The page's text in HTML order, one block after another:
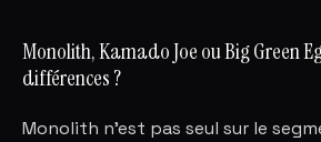
Monolith, Kamado Joe ou Big Green
différences ?
Monolith n'est pas seul sur le